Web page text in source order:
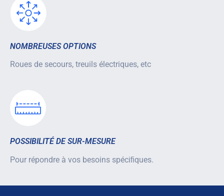
NOMBREUSES OPTIONS
Roues de secours, treuils électriques, etc
POSSIBILITÉ DE SUR-MESURE
Pour répondre à vos besoins spéciﬁques.